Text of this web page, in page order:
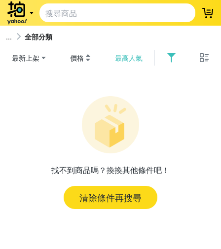
登
全部分類
最新上架 價格 最高人氣
找不到商品嗎？換換其他條件吧！
清除條件再搜尋